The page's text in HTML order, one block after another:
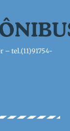
– tel.(11)91754-